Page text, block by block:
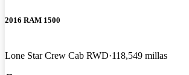
2016 RAM 1500
Lone Star Crew Cab RWD 118,549 millas